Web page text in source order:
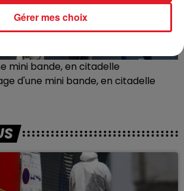
mini bande, en citadelle
d'une mini bande, en citadelle
Gérer mes choix